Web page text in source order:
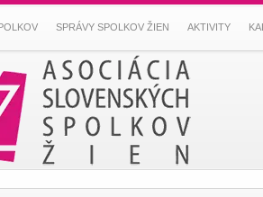
SPRÁVY SPOLKOV ŽIEN AKTIVITY